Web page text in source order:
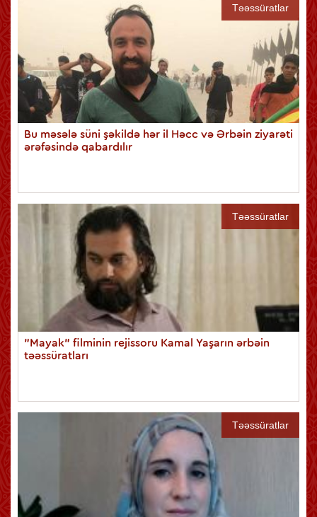
Təəssüratlar
Bu məsələ süni şəkildə hər il Həcc və Ərbəin ziyarəti
ərəfəsində qabardılır
Təəssüratlar
"Mayak" filminin rejissoru Kamal Yaşarın ərbəin
təəssüratları
Təəssüratlar